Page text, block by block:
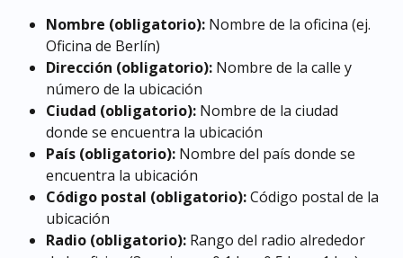
Nombre (obligatorio): Nombre de la oficina (ej.
Oficina de Berlín)
Dirección (obligatorio): Nombre de la calle y
número de la ubicación
Ciudad (obligatorio): Nombre de la ciudad
donde se encuentra la ubicación
País (obligatorio): Nombre del país donde se
encuentra la ubicación
Código postal (obligatorio): Código postal de la
ubicación
Radio (obligatorio): Rango del radio alrededor